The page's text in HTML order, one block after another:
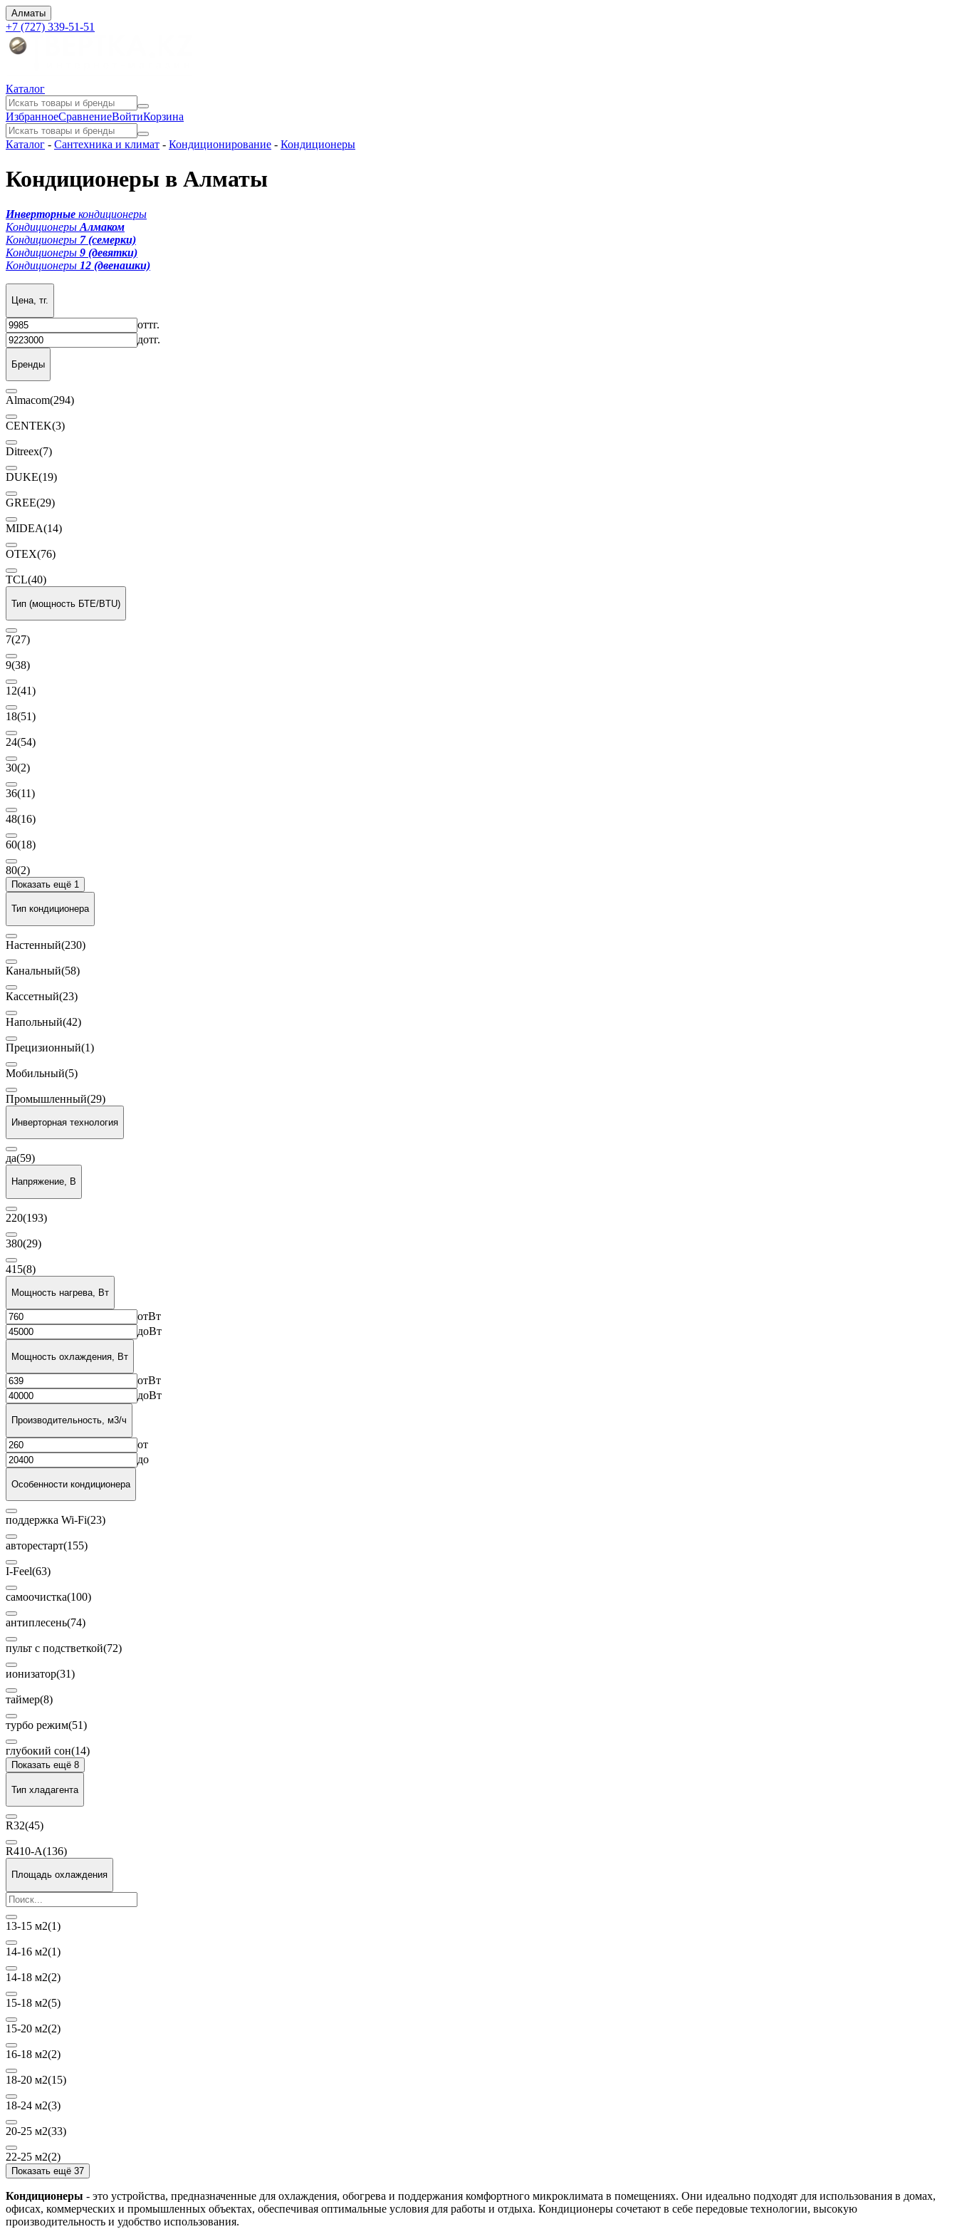
Алматы
+7 (727) 339-51-51
Каталог
ИзбранноеСравнениеВойтиКорзина
Каталог - Сантехника и климат - Кондиционирование - Кондиционеры
Кондиционеры в Алматы
Инверторные кондиционеры
Кондиционеры Алмаком
Кондиционеры 7 (семерки)
Кондиционеры 9 (девятки)
Кондиционеры 12 (двенашки)
Цена, тг.
оттг.
дотг.
Бренды
Almacom(294)
CENTEK(3)
Ditreex(7)
DUKE(19)
GREE(29)
MIDEA(14)
OTEX(76)
TCL(40)
Тип (мощность БТЕ/BTU)
7(27)
9(38)
12(41)
18(51)
24(54)
30(2)
36(11)
48(16)
60(18)
80(2)
Показать ещё 1
Тип кондиционера
Настенный(230)
Канальный(58)
Кассетный(23)
Напольный(42)
Прецизионный(1)
Мобильный(5)
Промышленный(29)
Инверторная технология
да(59)
Напряжение, В
220(193)
380(29)
415(8)
Мощность нагрева, Вт
отВт
доВт
Мощность охлаждения, Вт
отВт
доВт
Производительность, м3/ч
от
до
Особенности кондиционера
поддержка Wi-Fi(23)
авторестарт(155)
I-Feel(63)
самоочистка(100)
антиплесень(74)
пульт с подстветкой(72)
ионизатор(31)
таймер(8)
турбо режим(51)
глубокий сон(14)
Показать ещё 8
Тип хладагента
R32(45)
R410-A(136)
Площадь охлаждения
13-15 м2(1)
14-16 м2(1)
14-18 м2(2)
15-18 м2(5)
15-20 м2(2)
16-18 м2(2)
18-20 м2(15)
18-24 м2(3)
20-25 м2(33)
22-25 м2(2)
Показать ещё 37
Кондиционеры - это устройства, предназначенные для охлаждения, обогрева и поддержания комфортного микроклимата в помещениях. Они идеально подходят для использования в домах,
офисах, коммерческих и промышленных объектах, обеспечивая оптимальные условия для работы и отдыха. Кондиционеры сочетают в себе передовые технологии, высокую
производительность и удобство использования.